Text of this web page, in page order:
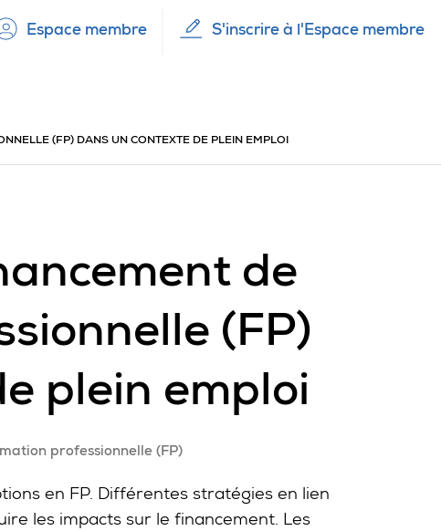
Espace membre S'inscrire à l'Espace membre
(FP) DANS UN CONTEXTE DE PLEIN EMPLOI
de
(FP)
plein emploi
professionnelle (FP)
en FP. Différentes stratégies en lien
les impacts sur le financement. Les